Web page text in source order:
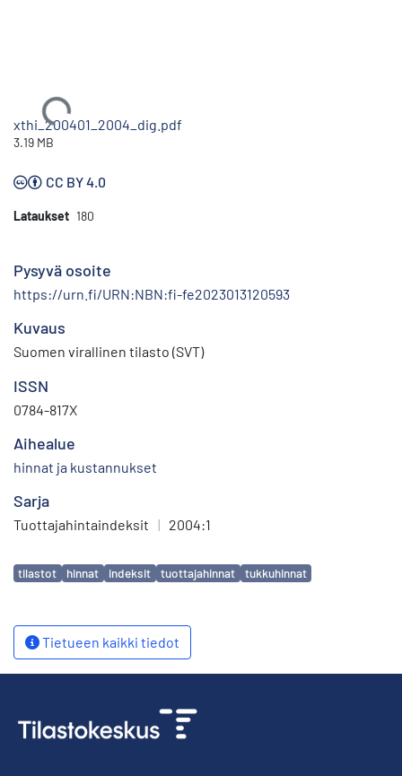
Ladataan...
xthi_200401_2004_dig.pdf
3.19 MB
CC BY 4.0
Lataukset 180
Pysyvä osoite
https://urn.fi/URN:NBN:fi-fe2023013120593
Kuvaus
Suomen virallinen tilasto (SVT)
ISSN
0784-817X
Aihealue
hinnat ja kustannukset
Sarja
Tuottajahintaindeksit | 2004:1
Avainsanat
tilastot hinnat indeksit tuottajahinnat tukkuhinnat
Tietueen kaikki tiedot